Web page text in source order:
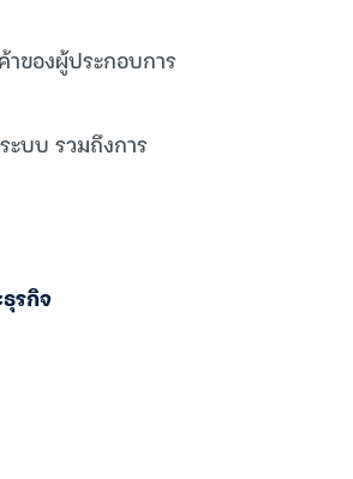
าของผู้ประกอบการ
ะบบ รวมถึงการ
รกิจ